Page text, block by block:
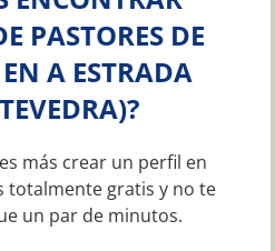
PASTORES DE
A ESTRADA
más crear un perfil en
totalmente gratis y no te
un par de minutos.